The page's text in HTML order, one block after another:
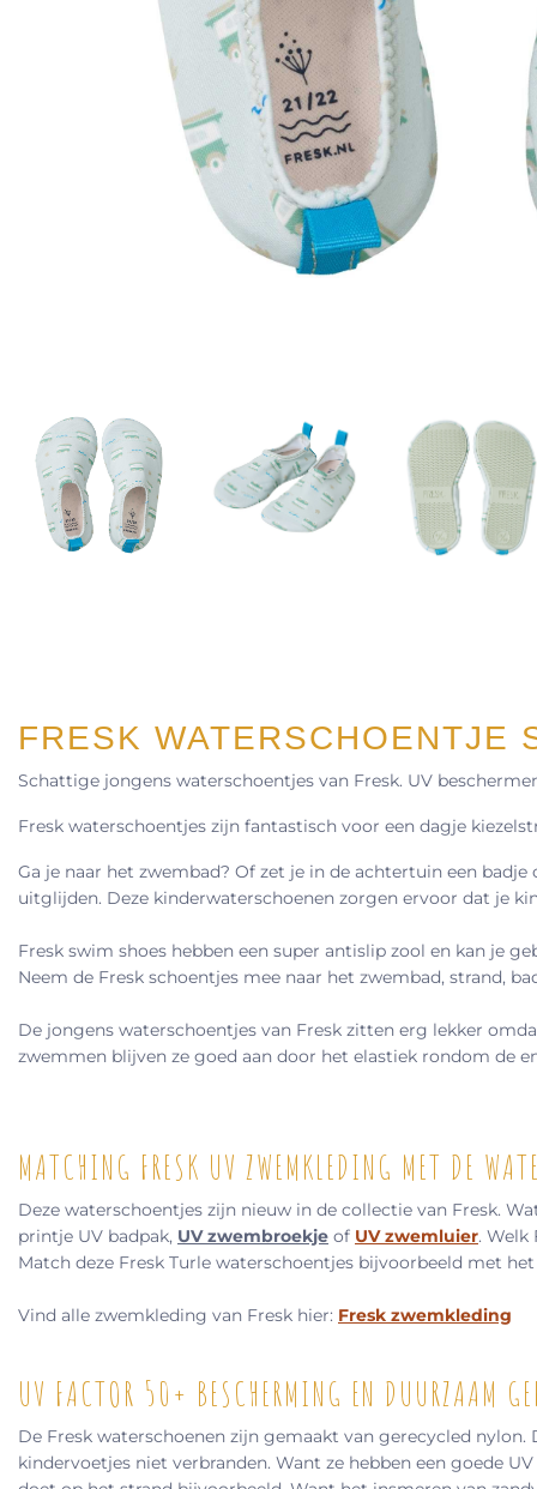
FRESK WATERSCHOENTJE
Schattige jongens waterschoentjes van Fresk. UV
Fresk waterschoentjes zijn fantastisch voor een dagje
Ga je naar het zwembad? Of zet je in de achtertuin een
uitglijden. Deze kinderwaterschoenen zorgen ervoor dat je
Fresk swim shoes hebben een super antislip zool en kan je
Neem de Fresk schoentjes mee naar het zwembad, strand,
De jongens waterschoentjes van Fresk zitten erg lekker
zwemmen blijven ze goed aan door het elastiek rondom de
MATCHING FRESK UV ZWEMKLEDING MET DE
Deze waterschoentjes zijn nieuw in de collectie van Fresk.
printje UV badpak, UV zwembroekje of UV zwemluier. Welk
Match deze Fresk Turle waterschoentjes bijvoorbeeld met
Vind alle zwemkleding van Fresk hier: Fresk zwemkleding
UV FACTOR 50+ BESCHERMING EN DUURZAAM
De Fresk waterschoenen zijn gemaakt van gerecycled
kindervoetjes niet verbranden. Want ze hebben een goede